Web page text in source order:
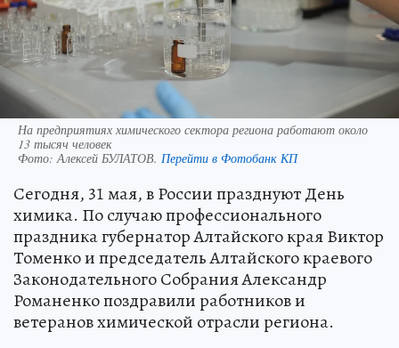
На предприятиях химического сектора региона работают около
13 тысяч человек
Фото:Алексей БУЛАТОВ. Перейти в Фотобанк КП
Сегодня, 31 мая, в России празднуют День
химика. По случаю профессионального
праздника губернатор Алтайского края Виктор
Томенко и председатель Алтайского краевого
Законодательного Собрания Александр
Романенко поздравили работников и
ветеранов химической отрасли региона.